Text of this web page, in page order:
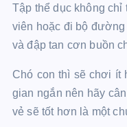
Tập thể dục không chỉ
viên hoặc đi bộ đường
và đập tan cơn buồn
Chó con thì sẽ chơi ít
gian ngắn nên hãy
vẻ sẽ tốt hơn là một